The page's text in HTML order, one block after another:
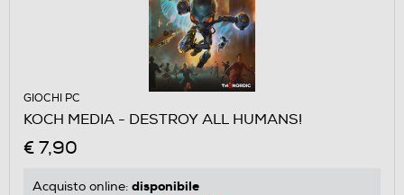
GIOCHI PC
KOCH MEDIA - DESTROY ALL HUMANS!
€ 7,90
Acquisto online: disponibile